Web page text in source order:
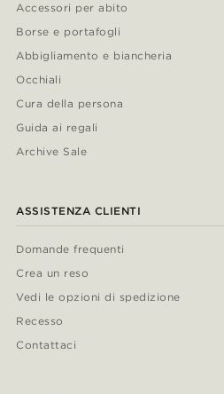
Accessori per abito
Borse e portafogli
Abbigliamento e biancheria
Occhiali
Cura della persona
Guida ai regali
Archive Sale
ASSISTENZA CLIENTI
Domande frequenti
Crea un reso
Vedi le opzioni di spedizione
Recesso
Contattaci